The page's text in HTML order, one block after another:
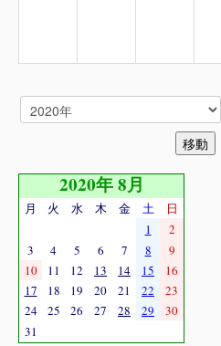
2020年 8月
月 火 水 木 金 土
日
1
2
3
4 5 6 7 8
9
10
11 12 13 14 15
16
17
18 19 20 21 22
23
24
25 26 27 28 29
30
31